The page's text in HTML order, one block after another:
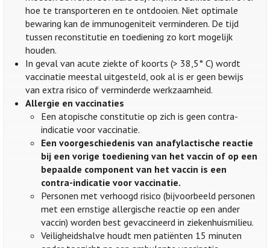
hoe te transporteren en te ontdooien. Niet optimale
bewaring kan de immunogeniteit verminderen. De tijd
tussen reconstitutie en toediening zo kort mogelijk
houden.
In geval van acute ziekte of koorts (> 38,5° C) wordt
vaccinatie meestal uitgesteld, ook al is er geen bewijs
van extra risico of verminderde werkzaamheid.
Allergie en vaccinaties
Een atopische constitutie op zich is geen contra-
indicatie voor vaccinatie.
Een voorgeschiedenis van anafylactische reactie
bij een vorige toediening van het vaccin of op een
bepaalde component van het vaccin is een
contra-indicatie voor vaccinatie.
Personen met verhoogd risico (bijvoorbeeld personen
met een ernstige allergische reactie op een ander
vaccin) worden best gevaccineerd in ziekenhuismilieu.
Veiligheidshalve houdt men patiënten 15 minuten